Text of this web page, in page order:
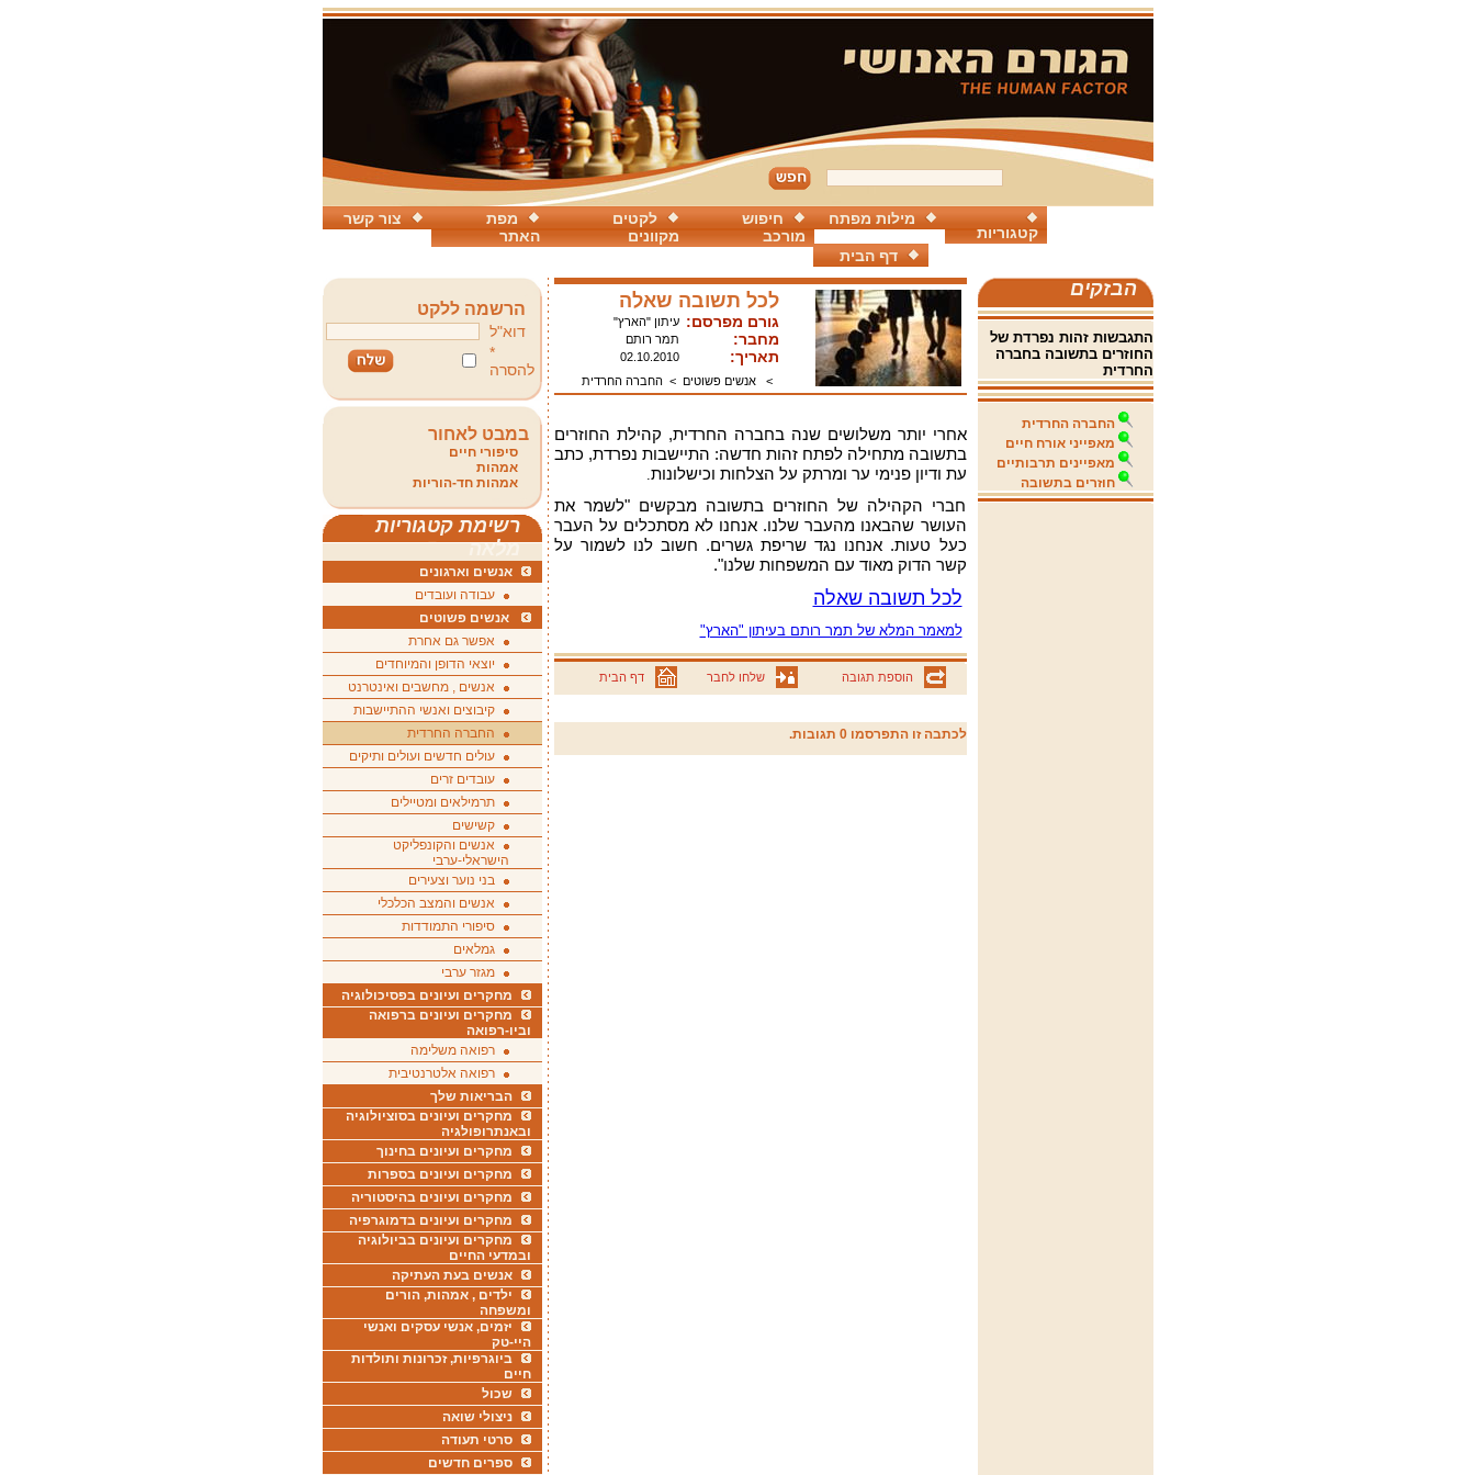
צור קשר
מפת
האתר
לקטים
מקוונים
חיפוש
מורכב
מילות מפתח
קטגוריות
דף הבית
הבזקים
התגבשות זהות נפרדת של
החוזרים בתשובה בחברה
החרדית
החברה החרדית
מאפייני אורח חיים
מאפיינים תרבותיים
חוזרים בתשובה
לכל תשובה שאלה
גורם מפרסם: עיתון "הארץ"
מחבר: תמר רותם
תאריך:
02.10.2010
>
אנשים פשוטים >החברה החרדית
אחרי יותר משלושים שנה בחברה החרדית, קהילת החוזרים
בתשובה מתחילה לפתח זהות חדשה: התיישבות נפרדת, כתב
עת ודיון פנימי ער ומרתק על הצלחות וכישלונות.
חברי הקהילה של החוזרים בתשובה מבקשים "לשמר את
העושר שהבאנו מהעבר שלנו. אנחנו לא מסתכלים על העבר
כעל טעות. אנחנו נגד שריפת גשרים. חשוב לנו לשמור על
קשר הדוק מאוד עם המשפחות שלנו".
לכל תשובה שאלה
למאמר המלא של תמר רותם בעיתון "הארץ"
הוספת תגובה שלחו לחבר דף הבית
לכתבה זו התפרסמו 0 תגובות.
הרשמה ללקט
דוא"ל
*
להסרה
במבט לאחור
סיפורי חיים
אמהות
אמהות חד-הוריות
רשימת קטגוריות
מלאה
אנשים וארגונים
עבודה ועובדים
אנשים פשוטים
אפשר גם אחרת
יוצאי הדופן והמיוחדים
אנשים , מחשבים ואינטרנט
קיבוצים ואנשי ההתיישבות
החברה החרדית
עולים חדשים ועולים ותיקים
עובדים זרים
תרמילאים ומטיילים
קשישים
אנשים והקונפליקט
הישראלי-ערבי
בני נוער וצעירים
אנשים והמצב הכלכלי
סיפורי התמודדות
גמלאים
מגזר ערבי
מחקרים ועיונים בפסיכולוגיה
מחקרים ועיונים ברפואה
וביו-רפואה
רפואה משלימה
רפואה אלטרנטיבית
הבריאות שלך
מחקרים ועיונים בסוציולוגיה
ובאנתרופולגיה
מחקרים ועיונים בחינוך
מחקרים ועיונים בספרות
מחקרים ועיונים בהיסטוריה
מחקרים ועיונים בדמוגרפיה
מחקרים ועיונים בביולוגיה
ובמדעי החיים
אנשים בעת העתיקה
ילדים , אמהות, הורים
ומשפחה
יזמים, אנשי עסקים ואנשי
היי-טק
ביוגרפיות, זכרונות ותולדות
חיים
שכול
ניצולי שואה
סרטי תעודה
ספרים חדשים